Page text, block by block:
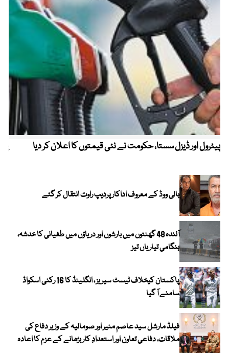
پیٹرول اور ڈیزل سستا، حکومت نے نئی قیمتوں کا اعلان کر دیا
بالی ووڈ کے معروف اداکار پردیپ راوت انتقال کر گئے
آئندہ 48 گھنٹوں میں بارشوں اور دریاؤں میں طغیانی کا خدشہ،
ہنگامی تیاریاں تیز
پاکستان کیخلاف ٹیسٹ سیریز ، انگلینڈ کا 16 رکنی اسکواڈ
سامنے آ گیا
فیلڈ مارشل سید عاصم منیر اور صومالیہ کے وزیر دفاع کی
ملاقات، دفاعی تعاون اور استعدادِ کار بڑھانے کے عزم کا اعادہ